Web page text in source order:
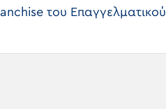
του Επαγγελματικού